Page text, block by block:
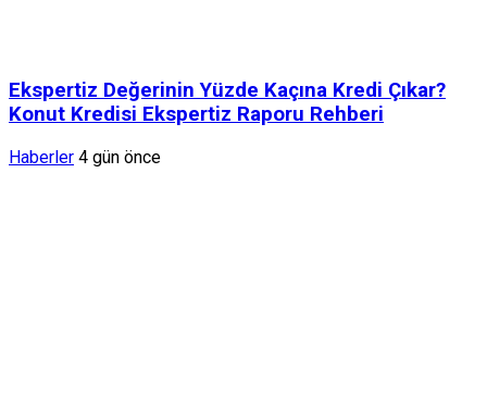
Ekspertiz Değerinin Yüzde Kaçına Kredi Çıkar?
Konut Kredisi Ekspertiz Raporu Rehberi
Haberler 4 gün önce